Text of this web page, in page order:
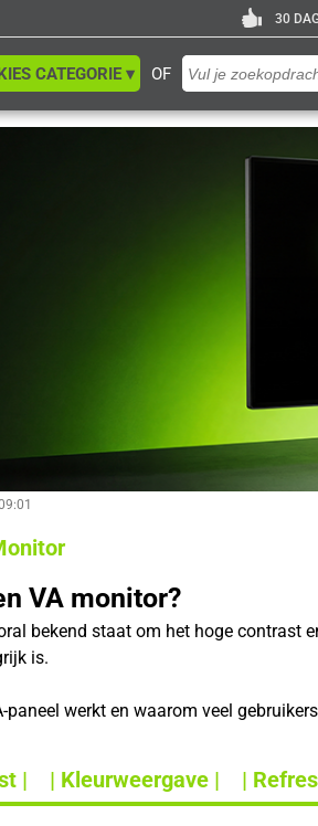
30
OF
CATEGORIE ▾
VA monitor?
bekend staat om het hoge contrast
is.
werkt en waarom veel
| | Kleurweergave | |